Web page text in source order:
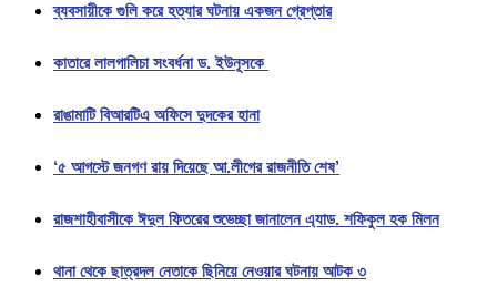
ব্যবসায়ীকে গুলি করে হত্যার ঘটনায় একজন গ্রেপ্তার
কাতারে লালগালিচা সংবর্ধনা ড. ইউনূসকে
রাঙামাটি বিআরটিএ অফিসে দুদকের হানা
‘৫ আগস্টে জনগণ রায় দিয়েছে আ.লীগের রাজনীতি শেষ’
রাজশাহীবাসীকে ঈদুল ফিতরের শুভেচ্ছা জানালেন এ্যাড. শফিকুল হক মিলন
থানা থেকে ছাত্রদল নেতাকে ছিনিয়ে নেওয়ার ঘটনায় আটক ৩